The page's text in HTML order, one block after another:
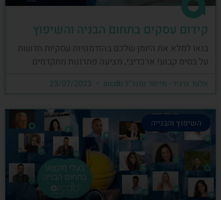
קידום עסקים בתחום הבניה והשיפוץ
בואו למלא את היומן שלכם בהזדמנויות עסקיות חדשות
על בסיס קבוע! ארכדיבי, מציעה פתרונות מתקדמים
אלעד גרגיר - מייסד ומנכ"ל arcdb
השיפוץ והבנייה